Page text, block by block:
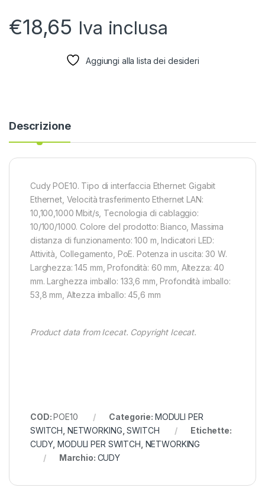
€18,65 Iva inclusa
Aggiungi alla lista dei desideri
Descrizione
Cudy POE10. Tipo di interfaccia Ethernet: Gigabit
Ethernet, Velocità trasferimento Ethernet LAN:
10,100,1000 Mbit/s, Tecnologia di cablaggio:
10/100/1000. Colore del prodotto: Bianco, Massima
distanza di funzionamento: 100 m, Indicatori LED:
Attività, Collegamento, PoE. Potenza in uscita: 30 W.
Larghezza: 145 mm, Profondità: 60 mm, Altezza: 40
mm. Larghezza imballo: 133,6 mm, Profondità imballo:
53,8 mm, Altezza imballo: 45,6 mm
Product data from Icecat. Copyright Icecat.
COD:POE10 Categorie: MODULI PER
SWITCH NETWORKING ,SWITCH
Etichette:
CUDY,MODULI PER SWITCH NETWORKING
Marchio: CUDY